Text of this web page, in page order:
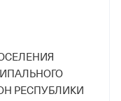
РЕСПУБЛИКИ